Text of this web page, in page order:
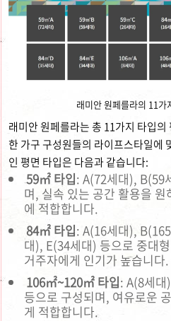
래미안 원페를라의 11가
래미안 원페를라는 총 11가지 타입
한 가구 구성원들의 라이프스타일에
인 평면 타입은 다음과 같습니다:
59㎡ 타입: A(72세대), B(59
며, 실속 있는 공간 활용을
에 적합합니다.
84㎡ 타입: A(16세대),
대), E(34세대) 등으로 중대
거주자에게 인기가 높습니다.
106㎡~120㎡ 타입: A(8세
등으로 구성되며, 여유로운
게 적합합니다.